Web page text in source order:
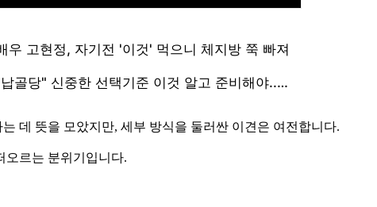
데 뜻을 모았지만, 세부 방식을 둘러싼 이견은 여전합니다.
오르는 분위기입니다.